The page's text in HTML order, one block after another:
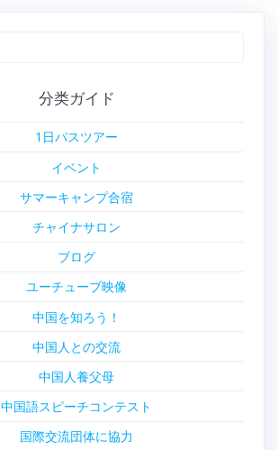
分类ガイド
1日バスツアー
イベント
サマーキャンプ合宿
チャイナサロン
ブログ
ユーチューブ映像
中国を知ろう！
中国人との交流
中国人養父母
中国語スピーチコンテスト
国際交流団体に協力